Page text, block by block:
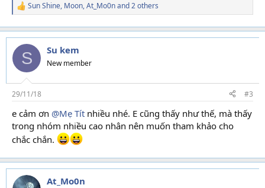
R
a
c
t
o
s
:
Sun Shine, Moon,At_Mo0nand 2 others
S Su kem
New member
29/11/18 #3
e cảm ơn @Mẹ Tít nhiều nhé. E cũng thấy như thế, mà thấy
trong nhóm nhiều cao nhân nên muốn tham khảo cho
chắc chắn.
At_Mo0n